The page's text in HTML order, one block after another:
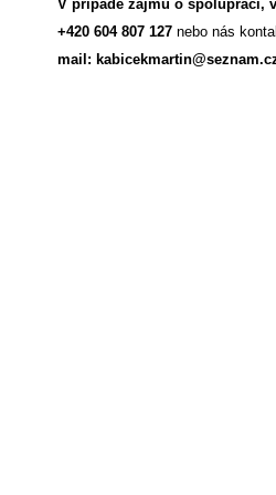
V případě zájmu o spolupráci,
+420 604 807 127 nebo nás
mail: